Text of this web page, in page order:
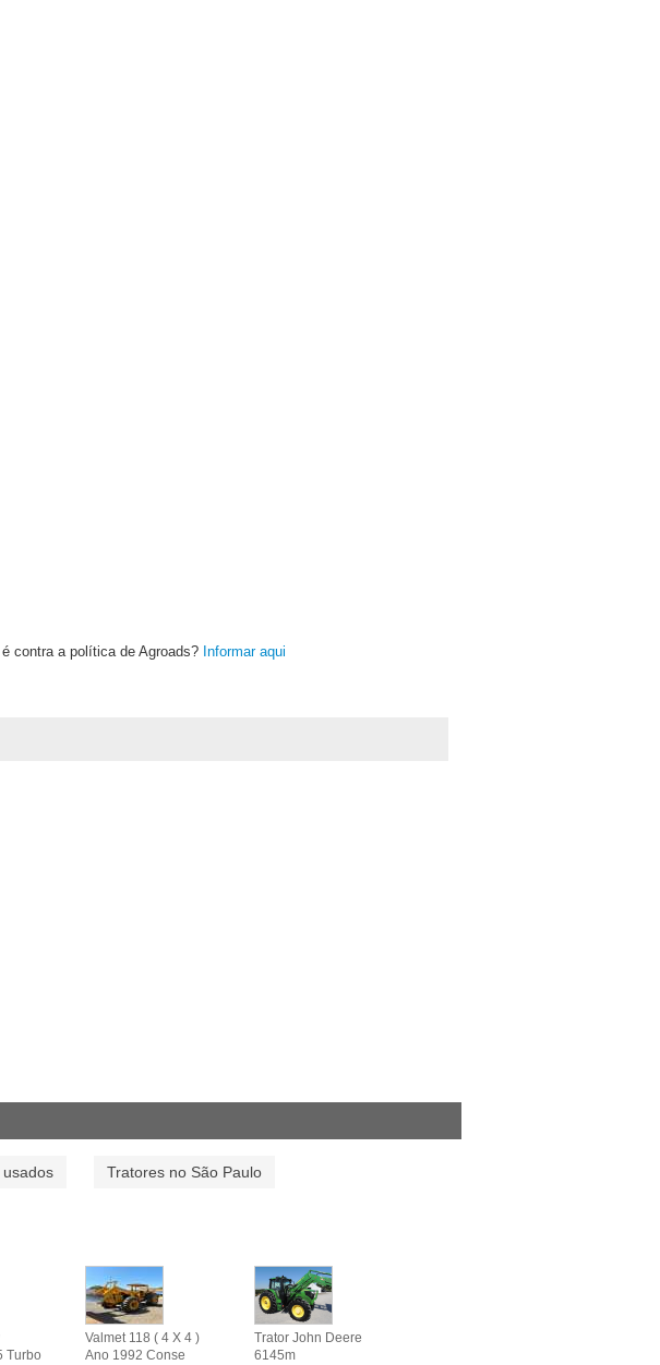
contra a política de Agroads? Informar aqui
Tratores no São Paulo
Turbo
Valmet 118 ( 4 X 4 )
Ano 1992 Conse
Trator John Deere
6145m